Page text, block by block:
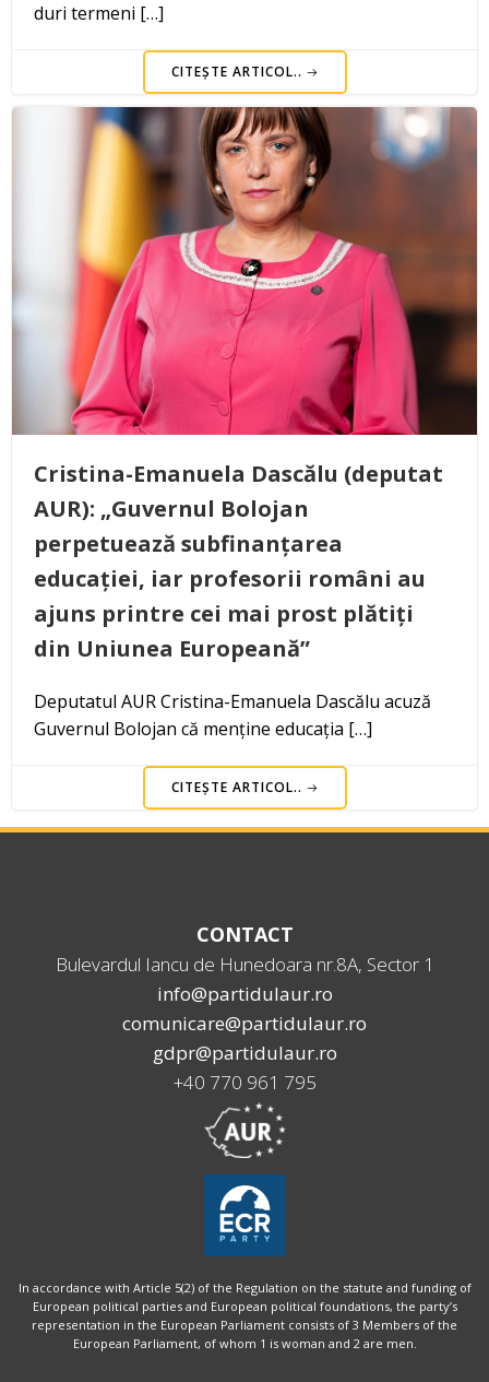
duri termeni […]
CITEȘTE ARTICOL..
Cristina-Emanuela Dascălu (deputat
AUR): „Guvernul Bolojan
perpetuează subfinanțarea
educației, iar profesorii români au
ajuns printre cei mai prost plătiți
din Uniunea Europeană”
Deputatul AUR Cristina-Emanuela Dascălu acuză
Guvernul Bolojan că menține educația […]
CITEȘTE ARTICOL..
CONTACT
Bulevardul Iancu de Hunedoara nr.8A, Sector 1
info@partidulaur.ro
comunicare@partidulaur.ro
gdpr@partidulaur.ro
+40 770 961 795
In accordance with Article 5(2) of the Regulation on the statute and funding of
European political parties and European political foundations, the party’s
representation in the European Parliament consists of 3 Members of the
European Parliament, of whom 1 is woman and 2 are men.